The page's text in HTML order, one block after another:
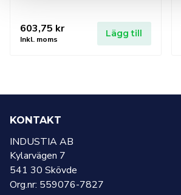
603,75 kr
Inkl. moms
Lägg till
KONTAKT
INDUSTIA AB
Kylarvägen 7
541 30 Skövde
Org.nr: 559076-7827